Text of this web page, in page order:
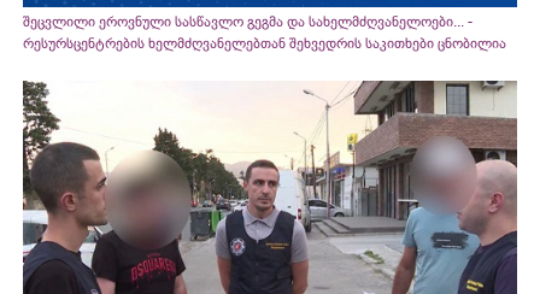
შეცვლილი ეროვნული სასწავლო გეგმა და სახელმძღვანელოები... -
რესურსცენტრების ხელმძღვანელებთან შეხვედრის საკითხები ცნობილია